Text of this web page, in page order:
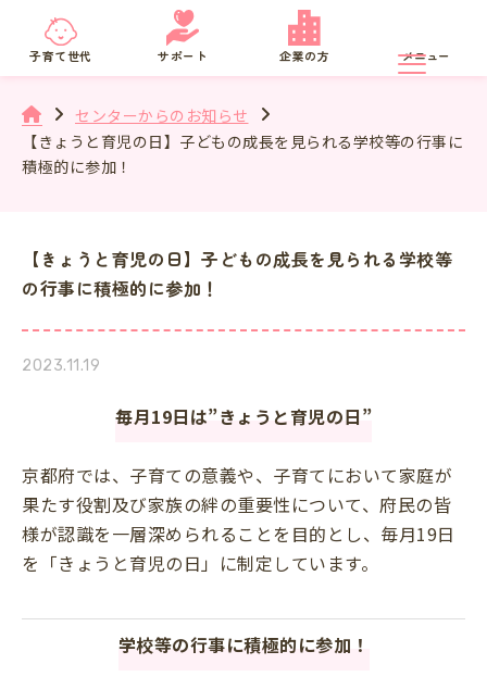
京都府
子育て世代 サポート 企業の方 メニュー
センターからのお知らせ
【きょうと育児の日】子どもの成長を見られる学校等の行事に
積極的に参加！
【きょうと育児の日】子どもの成長を見られる学校等
の行事に積極的に参加！
2023.11.19
毎月19日は”きょうと育児の日”
京都府では、子育ての意義や、子育てにおいて家庭が
果たす役割及び家族の絆の重要性について、府民の皆
様が認識を一層深められることを目的とし、毎月19日
を「きょうと育児の日」に制定しています。
学校等の行事に積極的に参加！